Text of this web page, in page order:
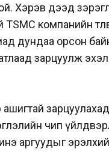
Хэрэв дээд
компанийн
дундаа орсон
зарцуулж
ашигтай
чип
аргуудыг